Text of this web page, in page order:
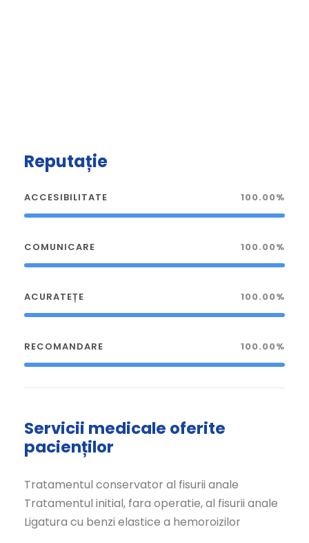
Reputație
ACCESIBILITATE 100.00%
COMUNICARE 100.00%
ACURATEȚE 100.00%
RECOMANDARE 100.00%
Servicii medicale oferite
pacienților
Tratamentul conservator al fisurii anale
Tratamentul initial, fara operatie, al fisurii anale
Ligatura cu benzi elastice a hemoroizilor